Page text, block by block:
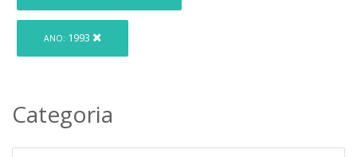
ANO: 1993
Categoria